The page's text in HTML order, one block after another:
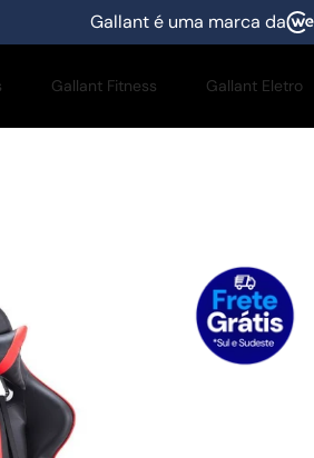
Gallant é uma marca da
Gallant Fitness Gallant Eletro